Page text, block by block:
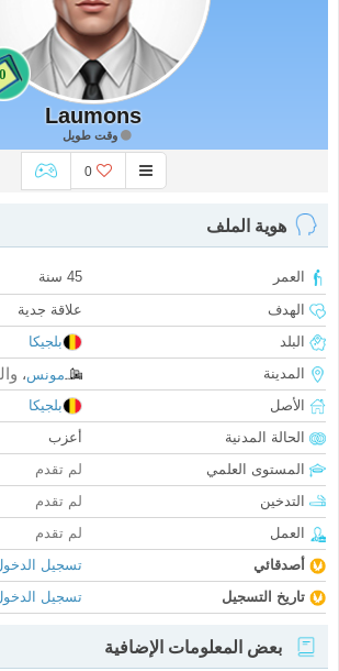
0
Laumons
وقت طويل
0
هوية الملف
العمر
45 سنة
الهدف
علاقة جدية
البلد
بلجيكا
المدينة
مونس،
الأصل
بلجيكا
الحالة المدنية
أعزب
المستوى العلمي
لم تقدم
التدخين
لم تقدم
العمل
لم تقدم
أصدقائي
تسجيل
تاريخ التسجيل
تسجيل
بعض المعلومات الإضافية